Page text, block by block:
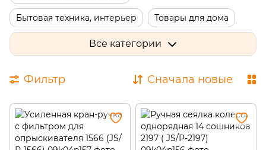
Бытовая техника, интерьер Товары для дома
Дача, сад, огород Сантехника и ремонт
Красота и здоровье
Подарки и сувениры
Офис, школа, книги, творчество
Все категории
Фильтр Сначала новые